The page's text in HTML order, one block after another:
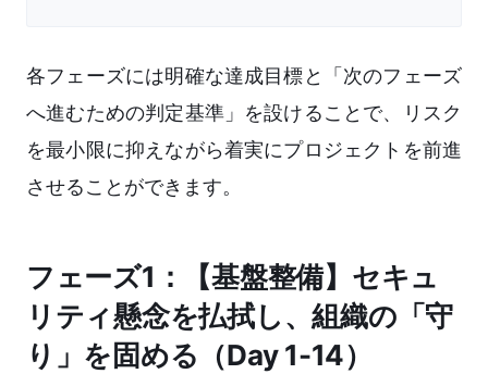
各フェーズには明確な達成目標と「次のフェーズ
へ進むための判定基準」を設けることで、リスク
を最小限に抑えながら着実にプロジェクトを前進
させることができます。
フェーズ1：【基盤整備】セキュ
リティ懸念を払拭し、組織の「守
り」を固める（Day 1-14）